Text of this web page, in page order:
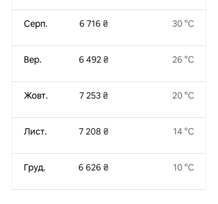
Серп.
Вер.
Жовт.
Лист.
Груд.
6 716 ₴
6 492 ₴
7 253 ₴
7 208 ₴
6 626 ₴
30 °C
26 °C
20 °C
14 °C
10 °C